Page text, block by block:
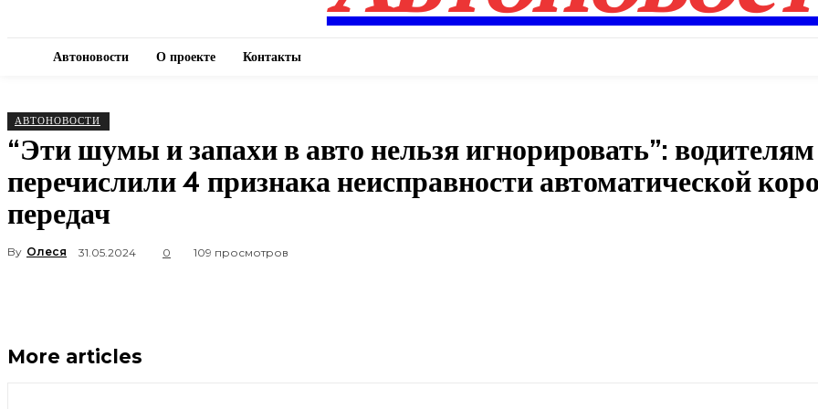
Автоновости О проекте Контакты
АВТОНОВОСТИ
“Эти шумы и запахи в авто нельзя игнорировать”: водителям
перечислили 4 признака неисправности автоматической
передач
By Олеся 31.05.2024 0 109 просмотров
More articles